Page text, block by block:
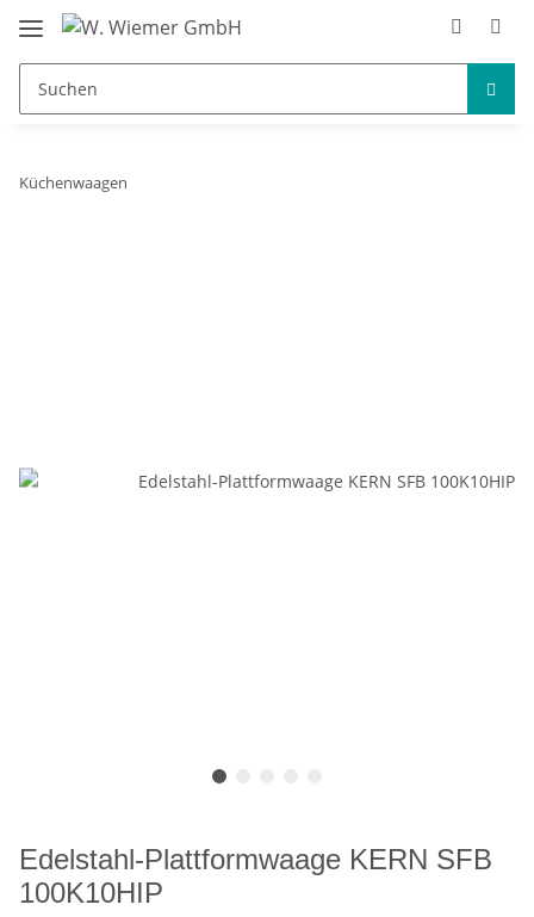
Küchenwaagen
Edelstahl-Plattformwaage KERN SFB
100K10HIP